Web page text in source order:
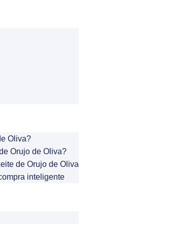
Oliva?
Orujo de Oliva?
de Orujo de Oliva
inteligente